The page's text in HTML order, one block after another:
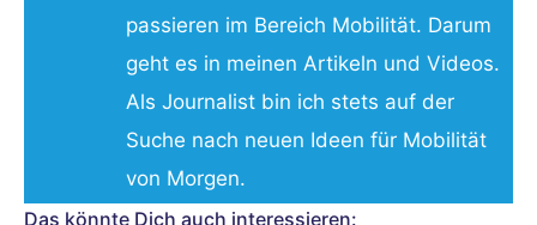
passieren im Bereich Mobilität. Darum
geht es in meinen Artikeln und Videos.
Als Journalist bin ich stets auf der
Suche nach neuen Ideen für Mobilität
von Morgen.
Das könnte Dich auch interessieren: